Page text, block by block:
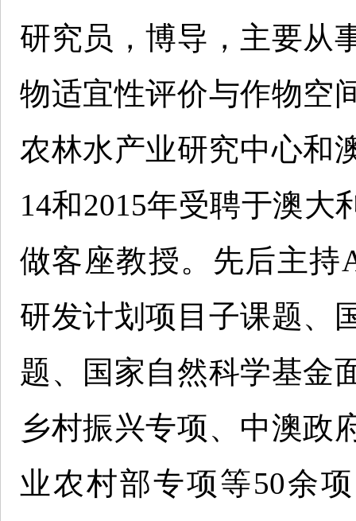
研究员，博导，主要从
物适宜性评价与作物空
农林水产业研究中心和
14和2015年受聘于澳大
做客座教授。先后主持
研发计划项目子课题、
题、国家自然科学基金
乡村振兴专项、中澳政
业农村部专项等50余